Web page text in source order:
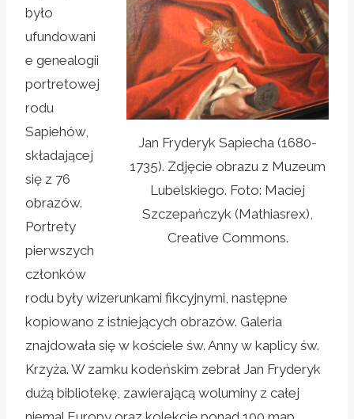
Jan Fryderyk Sapiecha (1680-
1735). Zdjęcie obrazu z Muzeum
Lubelskiego. Foto: Maciej
Szczepańczyk (Mathiasrex),
Creative Commons.
było
ufundowani
e genealogii
portretowej
rodu
Sapiehów,
składającej
się z 76
obrazów.
Portrety
pierwszych
członków
rodu były wizerunkami fikcyjnymi, następne
kopiowano z istniejących obrazów. Galeria
znajdowała się w kościele św. Anny w kaplicy św.
Krzyża. W zamku kodeńskim zebrał Jan Fryderyk
dużą bibliotekę, zawierającą woluminy z całej